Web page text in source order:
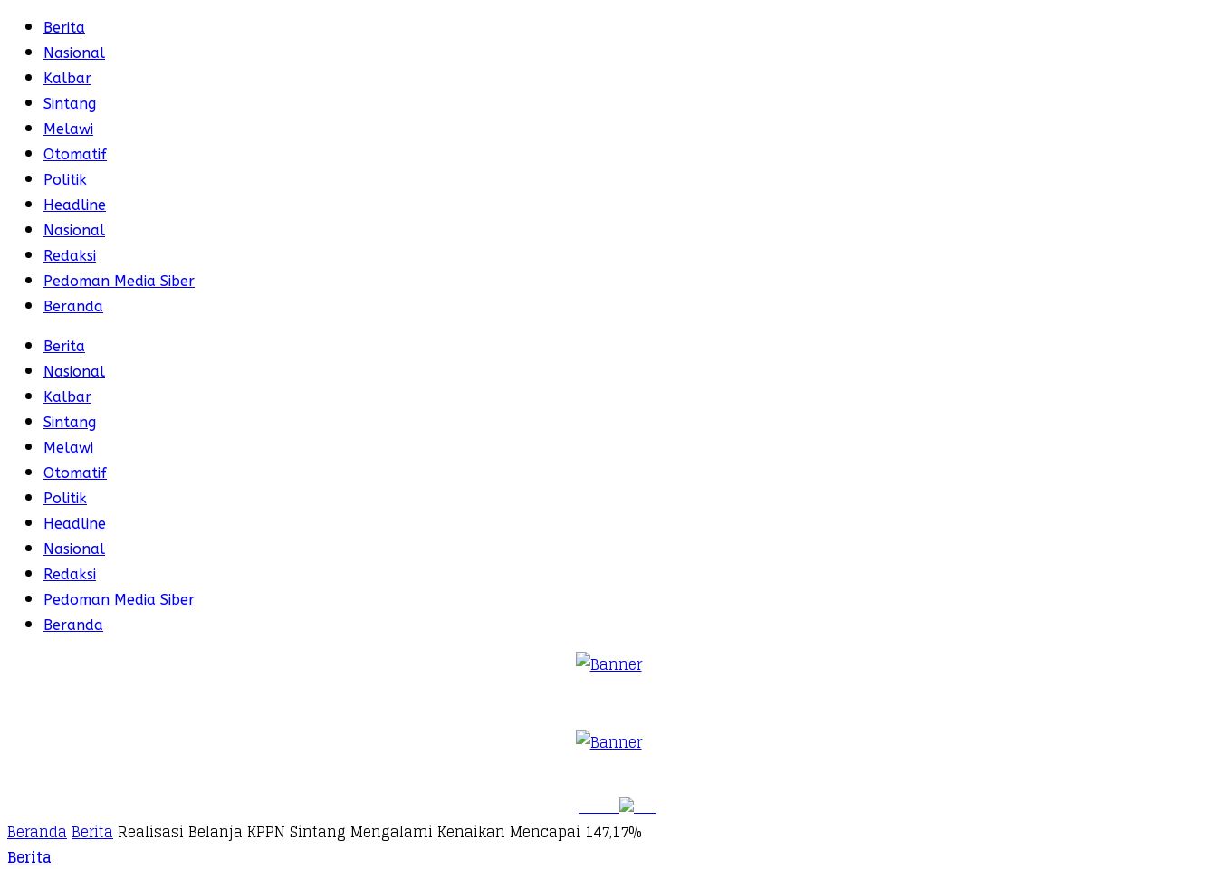
Berita
Nasional
Kalbar
Sintang
Melawi
Otomatif
Politik
Headline
Nasional
Redaksi
Pedoman Media Siber
Beranda
Berita
Nasional
Kalbar
Sintang
Melawi
Otomatif
Politik
Headline
Nasional
Redaksi
Pedoman Media Siber
Beranda
BerandaBeritaRealisasi Belanja KPPN Sintang Mengalami Kenaikan Mencapai 147,17%
Berita